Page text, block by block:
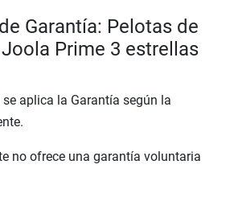
Garantía: Pelotas de
Prime 3 estrellas
aplica la Garantía según la
no ofrece una garantía voluntaria